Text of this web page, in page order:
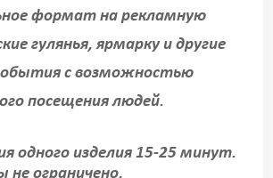
формат на рекламную
гулянья, ярмарку и другие
с возможностью
посещения людей.
одного изделия 15-25 минут.
ограничено,